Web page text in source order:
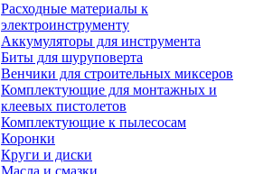
Расходные материалы к
электроинструменту
Аккумуляторы для инструмента
Биты для шуруповерта
Венчики для строительных миксеров
Комплектующие для монтажных и
клеевых пистолетов
Комплектующие к пылесосам
Коронки
Круги и диски
Масла и смазки